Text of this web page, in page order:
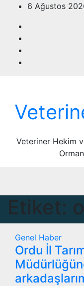
content
6 Ağustos
Veteriner Hekim
Etiket:
Genel Haber
Ordu İl